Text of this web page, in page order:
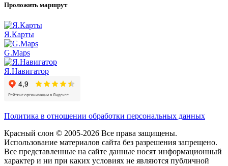
Проложить маршрут
Я.Карты
G.Maps
Я.Навигатор
Политика в отношении обработки персональных данных
Красный слон © 2005-2026 Все права защищены.
Использование материалов сайта без разрешения запрещено.
Все представленные на сайте данные носят информационный
характер и ни при каких условиях не являются публичной